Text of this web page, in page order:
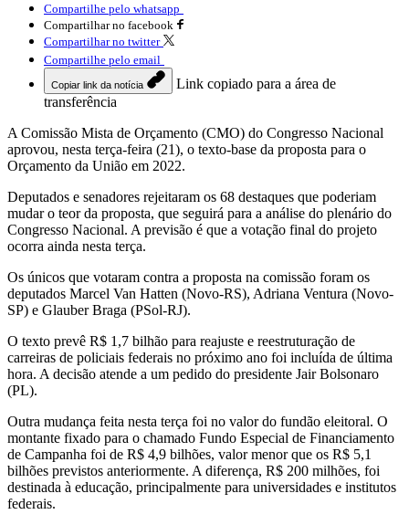
Compartilhe pelo whatsapp
Compartilhar no facebook
Compartilhar no twitter
Compartilhe pelo email
Copiar link da notícia
Link copiado para a área de
transferência
A Comissão Mista de Orçamento (CMO) do Congresso Nacional
aprovou, nesta terça-feira (21), o texto-base da proposta para o
Orçamento da União em 2022.
Deputados e senadores rejeitaram os 68 destaques que poderiam
mudar o teor da proposta, que seguirá para a análise do plenário do
Congresso Nacional. A previsão é que a votação final do projeto
ocorra ainda nesta terça.
Os únicos que votaram contra a proposta na comissão foram os
deputados Marcel Van Hatten (Novo-RS), Adriana Ventura (Novo-
SP) e Glauber Braga (PSol-RJ).
O texto prevê R$ 1,7 bilhão para reajuste e reestruturação de
carreiras de policiais federais no próximo ano foi incluída de última
hora. A decisão atende a um pedido do presidente Jair Bolsonaro
(PL).
Outra mudança feita nesta terça foi no valor do fundão eleitoral. O
montante fixado para o chamado Fundo Especial de Financiamento
de Campanha foi de R$ 4,9 bilhões, valor menor que os R$ 5,1
bilhões previstos anteriormente. A diferença, R$ 200 milhões, foi
destinada à educação, principalmente para universidades e institutos
federais.